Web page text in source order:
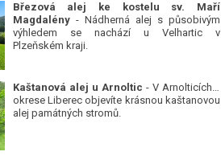
Březová alej ke kostelu sv. Maří
Magdalény- Nádherná alej s působivým
výhledem se nachází u Velhartic v
Plzeňském kraji.
Kaštanová alej u Arnoltic - V Arnolticích v
okrese Liberec objevíte krásnou kaštanovou
alej památných stromů.